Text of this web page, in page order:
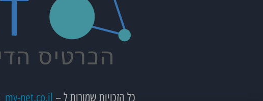
כל הזכויות שמורות ל – my-net.co.il